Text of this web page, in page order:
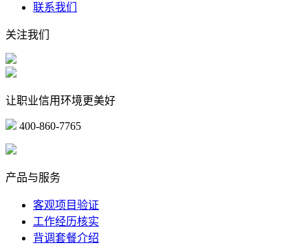
联系我们
关注我们
让职业信用环境更美好
400-860-7765
产品与服务
客观项目验证
工作经历核实
背调套餐介绍